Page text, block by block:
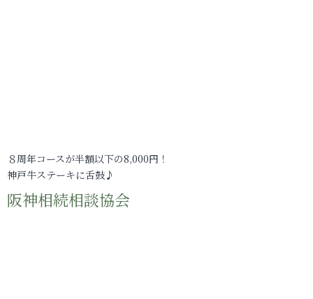
８周年コースが半額以下の8,000円！
神戸牛ステーキに舌鼓♪
阪神相続相談協会